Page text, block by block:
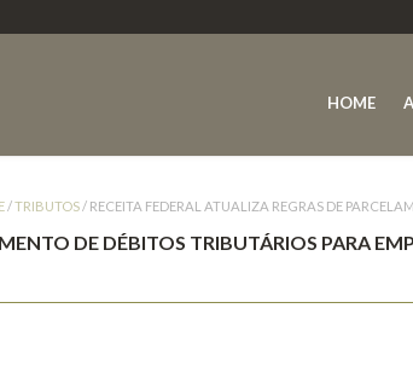
HOME
/TRIBUTOS/ RECEITA FEDERAL ATUALIZA REGRAS DE
DE DÉBITOS TRIBUTÁRIOS PARA